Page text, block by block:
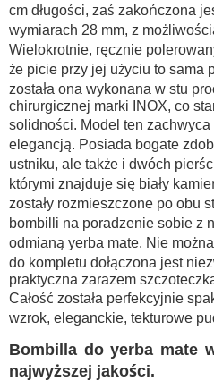
cm długości, zaś zakończona
wymiarach 28 mm, z
Wielokrotnie, ręcznie
że picie przy jej użyciu to sama
została ona wykonana w stu
chirurgicznej marki INOX, co
solidności. Model ten
elegancją. Posiada bogate
ustniku, ale także i dwóch
którymi znajduje się biały
zostały rozmieszczone po obu
bombilli na poradzenie sobie z
odmianą yerba mate. Nie
do kompletu dołączona jest
praktyczna zarazem
Całość została perfekcyjnie
wzrok, eleganckie, tekturowe
Bombilla do yerba mate
najwyższej jakości.